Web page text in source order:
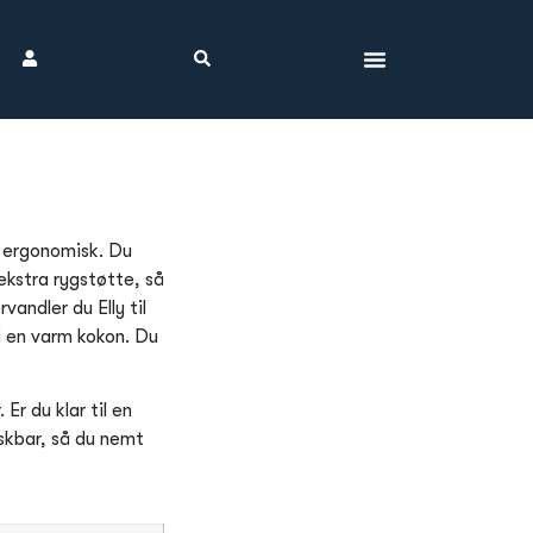
Du
rygstøtte, så
du Elly til
varm kokon. Du
Er du klar til en
så du nemt